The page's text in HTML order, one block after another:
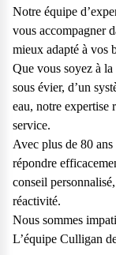
Notre équipe
vous accompagner
mieux adapté à vos
Que vous soyez à la
sous évier, d’un
eau, notre expertise
service.
Avec plus de 80 ans
répondre
conseil
réactivité.
Nous sommes
L’équipe Culligan